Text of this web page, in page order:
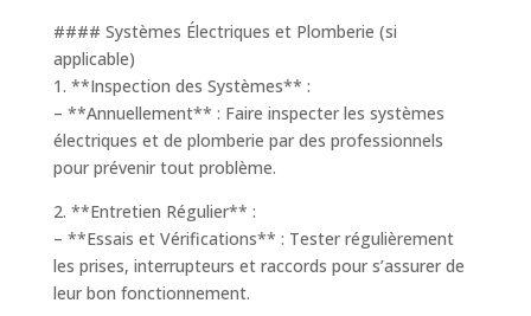
#### Systèmes Électriques et Plomberie (si
applicable)
1. **Inspection des Systèmes** :
– **Annuellement** : Faire inspecter les systèmes
électriques et de plomberie par des professionnels
pour prévenir tout problème.
2. **Entretien Régulier** :
– **Essais et Vérifications** : Tester régulièrement
les prises, interrupteurs et raccords pour s’assurer de
leur bon fonctionnement.